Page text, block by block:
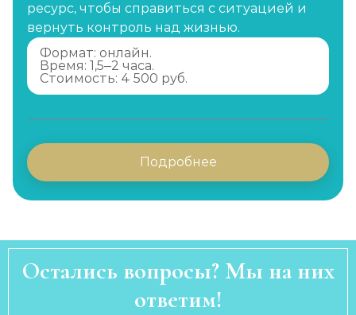
ресурс, чтобы справиться с ситуацией и
вернуть контроль над жизнью.
Формат: онлайн.
Время: 1,5–2 часа.
Стоимость: 4 500 руб.
Подробнее
Остались вопросы? Мы на них
ответим!